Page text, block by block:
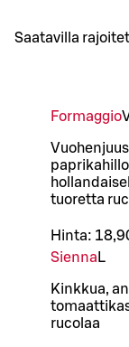
Saatavilla
Formaggio
tuoretta
Hinta:
Sienna L
Kinkkua,
rucolaa